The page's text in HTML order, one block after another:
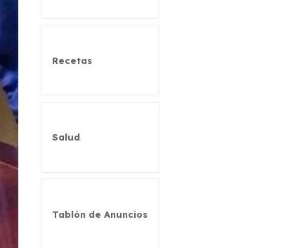
Recetas
Salud
Tablón de Anuncios